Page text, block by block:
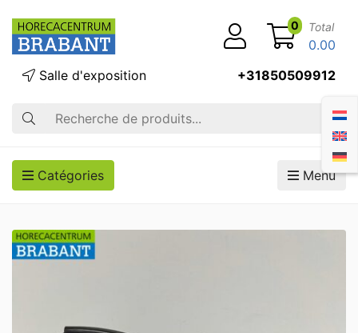
Recherche
Salle d'exposition +31850509912
0 Total
0.00
Catégories Menu